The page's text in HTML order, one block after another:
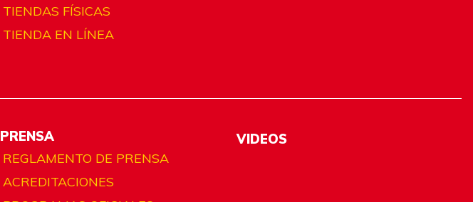
TIENDAS FÍSICAS
TIENDA EN LÍNEA
PRENSA
REGLAMENTO DE PRENSA
ACREDITACIONES
VIDEOS